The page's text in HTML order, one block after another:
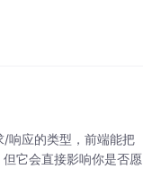
/响应的类型，前端能把
但它会直接影响你是否愿